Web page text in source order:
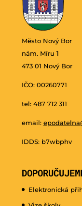
Město Nový Bor
nám. Míru 1
473 01 Nový Bor
IČO: 00260771
tel: 487 712 311
email:
IDDS: b7wbphv
Elektronická